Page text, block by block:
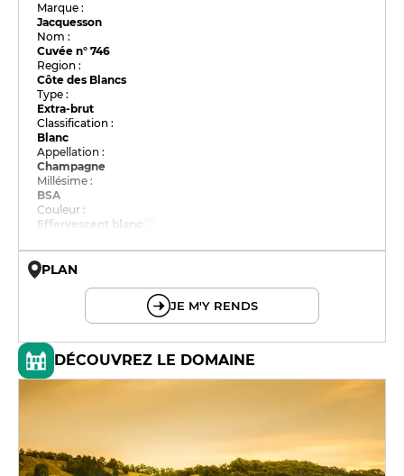
Marque :
Jacquesson
Nom :
Cuvée n° 746
Region :
Côte des Blancs
Type :
Extra-brut
Classification :
Blanc
Appellation :
Champagne
Millésime :
BSA
Couleur :
Effervescent blanc
PLAN
JE M'Y RENDS
DÉCOUVREZ LE DOMAINE